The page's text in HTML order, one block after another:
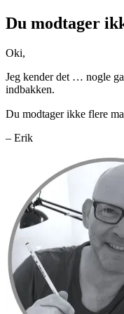
Du modtager
Oki,
Jeg kender det … nogle
indbakken.
Du modtager ikke flere
– Erik
Sidebar